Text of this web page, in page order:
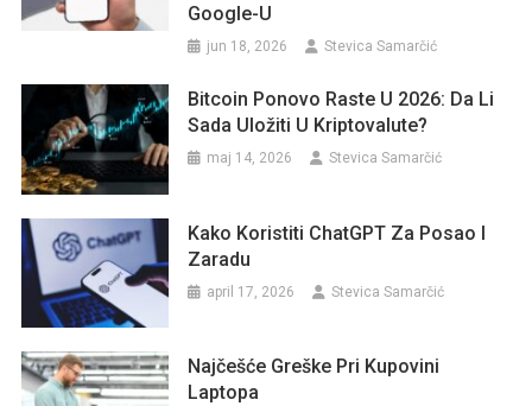
Google-U
jun 18, 2026 Stevica Samarčić
Bitcoin Ponovo Raste U 2026: Da Li
Sada Uložiti U Kriptovalute?
maj 14, 2026 Stevica Samarčić
Kako Koristiti ChatGPT Za Posao I
Zaradu
april 17, 2026 Stevica Samarčić
Najčešće Greške Pri Kupovini
Laptopa